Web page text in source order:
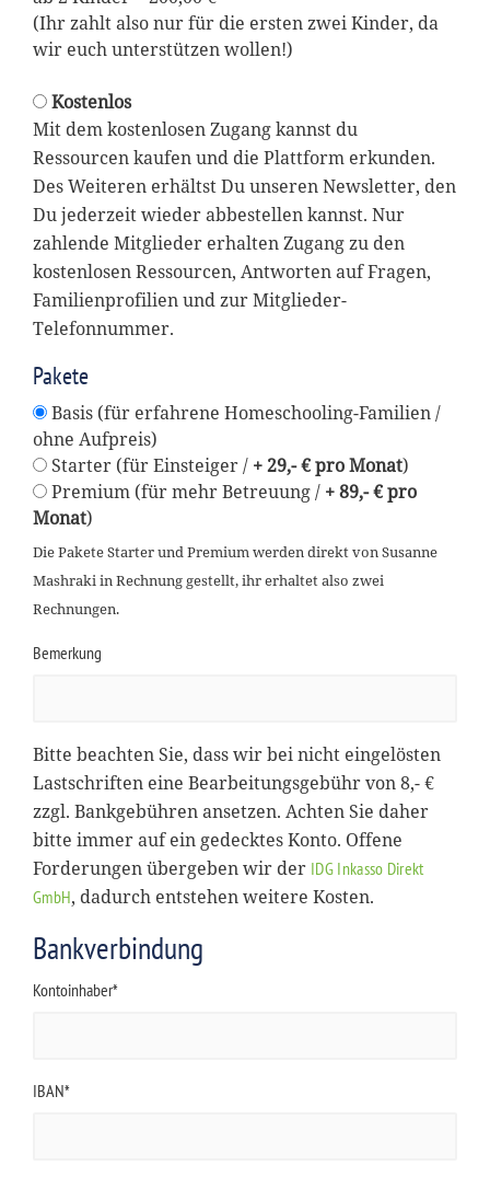
(Ihr zahlt also nur für die ersten zwei Kinder, da
wir euch unterstützen wollen!)
Kostenlos
Mit dem kostenlosen Zugang kannst du
Ressourcen kaufen und die Plattform erkunden.
Des Weiteren erhältst Du unseren Newsletter, den
Du jederzeit wieder abbestellen kannst. Nur
zahlende Mitglieder erhalten Zugang zu den
kostenlosen Ressourcen, Antworten auf Fragen,
Familienprofilien und zur Mitglieder-
Telefonnummer.
Pakete
Basis (für erfahrene Homeschooling-Familien /
ohne Aufpreis)
Starter (für Einsteiger / + 29,- € pro Monat)
Premium (für mehr Betreuung / + 89,- € pro
Monat)
Die Pakete Starter und Premium werden direkt von Susanne
Mashraki in Rechnung gestellt, ihr erhaltet also zwei
Rechnungen.
Bemerkung
Bitte beachten Sie, dass wir bei nicht eingelösten
Lastschriften eine Bearbeitungsgebühr von 8,- €
zzgl. Bankgebühren ansetzen. Achten Sie daher
bitte immer auf ein gedecktes Konto. Offene
Forderungen übergeben wir der IDG Inkasso Direkt
GmbH, dadurch entstehen weitere Kosten.
Bankverbindung
Kontoinhaber*
IBAN*